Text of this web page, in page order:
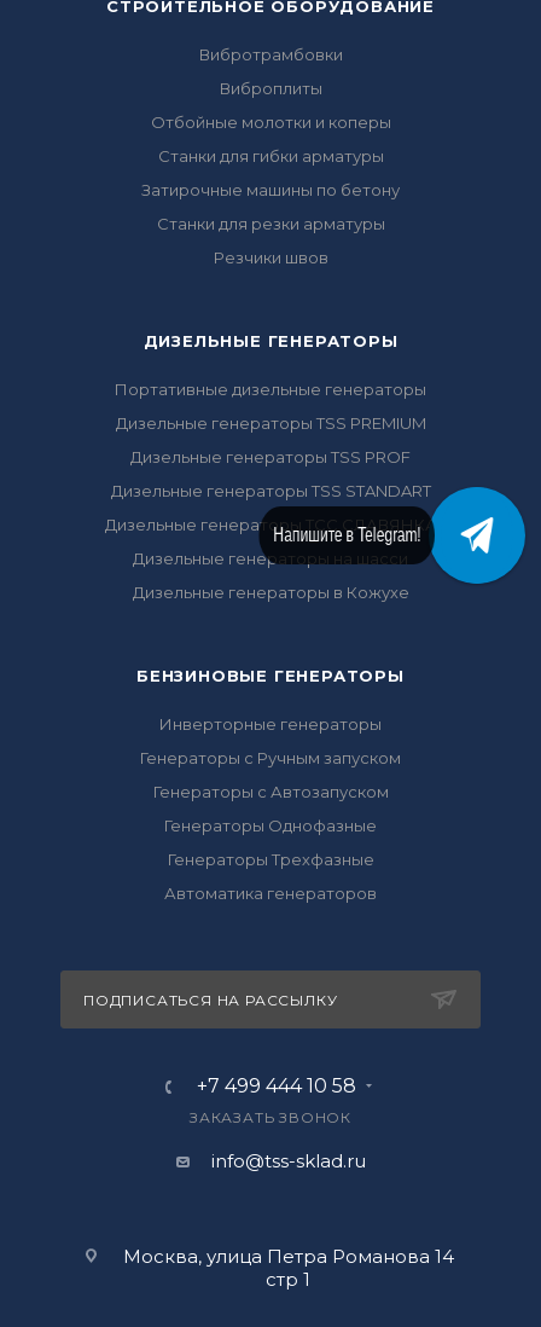
СТРОИТЕЛЬНОЕ ОБОРУДОВАНИЕ
Вибротрамбовки
Виброплиты
Отбойные молотки и коперы
Станки для гибки арматуры
Затирочные машины по бетону
Станки для резки арматуры
Резчики швов
ДИЗЕЛЬНЫЕ ГЕНЕРАТОРЫ
Портативные дизельные генераторы
Дизельные генераторы TSS PREMIUM
Дизельные генераторы TSS PROF
Дизельные генераторы TSS STANDART
Дизельные генераторы ТСС СЛАВЯНКА
Дизельные генераторы на шасси
Дизельные генераторы в Кожухе
БЕНЗИНОВЫЕ ГЕНЕРАТОРЫ
Инверторные генераторы
Генераторы с Ручным запуском
Генераторы с Автозапуском
Генераторы Однофазные
Генераторы Трехфазные
Автоматика генераторов
ПОДПИСАТЬСЯ НА РАССЫЛКУ
+7 499 444 10 58
ЗАКАЗАТЬ ЗВОНОК
info@tss-sklad.ru
Москва, улица Петра Романова 14
стр 1
Напишите в Telegram!